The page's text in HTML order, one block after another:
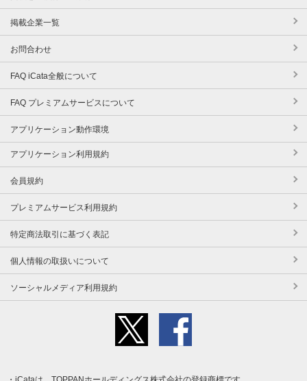
掲載企業一覧
お問合わせ
FAQ iCata全般について
FAQ プレミアムサービスについて
アプリケーション動作環境
アプリケーション利用規約
会員規約
プレミアムサービス利用規約
特定商法取引に基づく表記
個人情報の取扱いについて
ソーシャルメディア利用規約